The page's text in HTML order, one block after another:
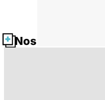
Nos fiches santé